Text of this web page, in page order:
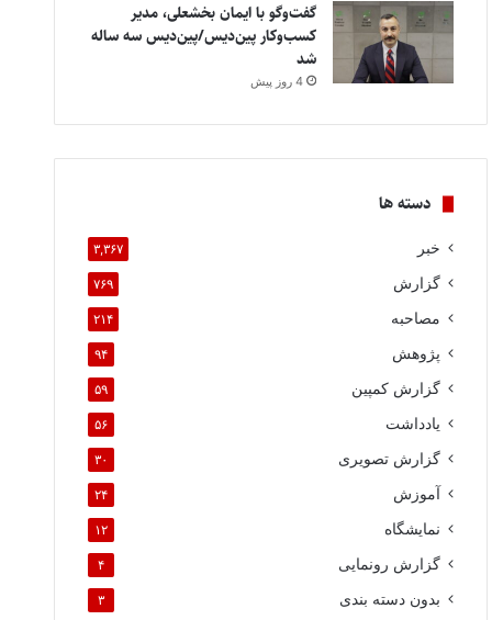
گفت‌وگو با ایمان بخشعلی، مدیر
کسب‌وکار پین‌دیس/پین‌دیس سه ساله
شد
4 روز پیش
دسته ها
خبر ۳,۳۶۷
گزارش ۷۶۹
مصاحبه ۲۱۴
پژوهش ۹۴
گزارش کمپین ۵۹
یادداشت ۵۶
گزارش تصویری ۳۰
آموزش ۲۴
نمایشگاه ۱۲
گزارش رونمایی ۴
بدون دسته بندی ۳